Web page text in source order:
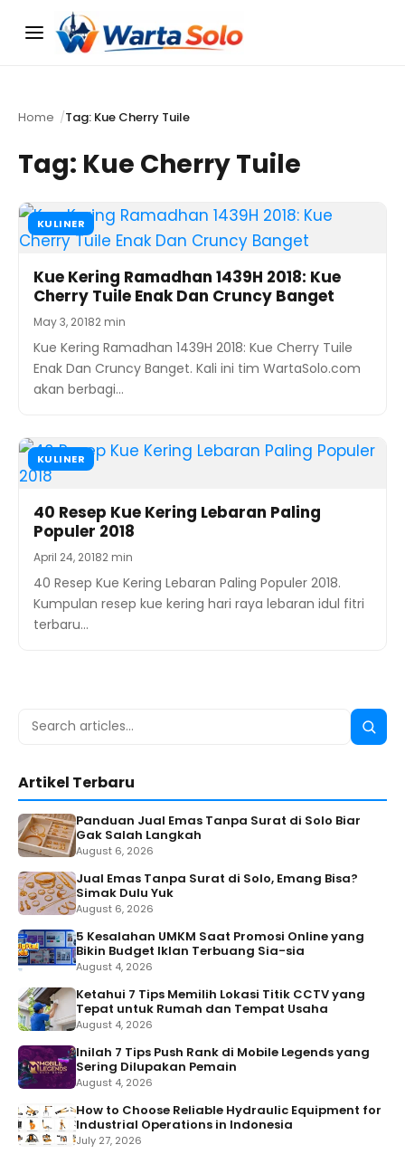
Menu
Home Tag: Kue Cherry Tuile
Tag: Kue Cherry Tuile
KULINER
Kue Kering Ramadhan 1439H 2018: Kue
Cherry Tuile Enak Dan Cruncy Banget
May 3, 20182 min
Kue Kering Ramadhan 1439H 2018: Kue Cherry Tuile
Enak Dan Cruncy Banget. Kali ini tim WartaSolo.com
akan berbagi…
KULINER
40 Resep Kue Kering Lebaran Paling
Populer 2018
April 24, 20182 min
40 Resep Kue Kering Lebaran Paling Populer 2018.
Kumpulan resep kue kering hari raya lebaran idul fitri
terbaru…
Search
Search
Artikel Terbaru
Panduan Jual Emas Tanpa Surat di Solo Biar
Gak Salah Langkah
August 6, 2026
Jual Emas Tanpa Surat di Solo, Emang Bisa?
Simak Dulu Yuk
August 6, 2026
5 Kesalahan UMKM Saat Promosi Online yang
Bikin Budget Iklan Terbuang Sia-sia
August 4, 2026
Ketahui 7 Tips Memilih Lokasi Titik CCTV yang
Tepat untuk Rumah dan Tempat Usaha
August 4, 2026
Inilah 7 Tips Push Rank di Mobile Legends yang
Sering Dilupakan Pemain
August 4, 2026
How to Choose Reliable Hydraulic Equipment for
Industrial Operations in Indonesia
July 27, 2026